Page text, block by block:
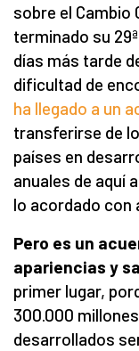
sobre el Cambio
terminado su
días más tarde
dificultad de
ha llegado a un
transferirse de
países en
anuales de aquí
lo acordado con
Pero es un
apariencias y
primer lugar,
300.000
desarrollados